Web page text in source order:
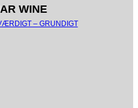
WINE
– GRUNDIGT